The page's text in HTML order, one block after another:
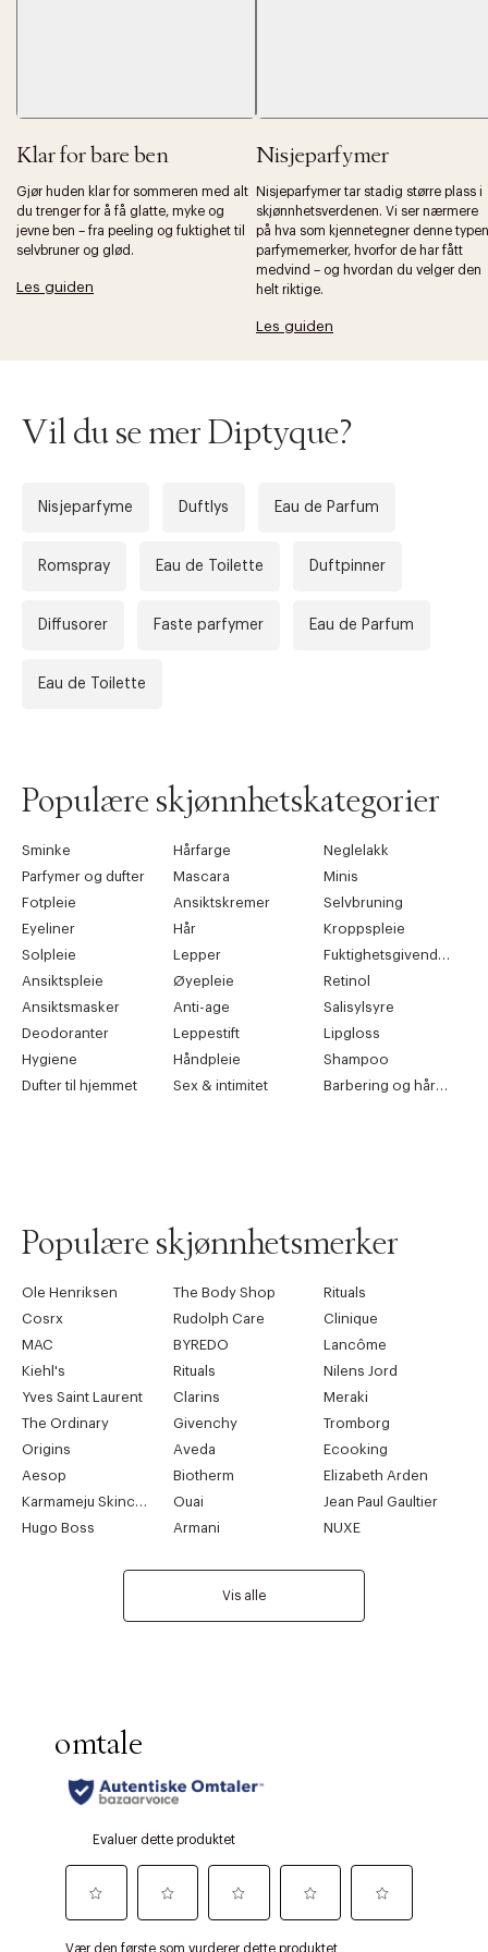
Klar for bare ben
Gjør huden klar for sommeren med alt
du trenger for å få glatte, myke og
jevne ben – fra peeling og fuktighet til
selvbruner og glød.
Les guiden
Nisjeparfymer
Nisjeparfymer tar stadig større plass i
skjønnhetsverdenen. Vi ser nærmere
på hva som kjennetegner denne typen
parfymemerker, hvorfor de har fått
medvind – og hvordan du velger den
helt riktige.
Les guiden
Forrige
Vil du se mer Diptyque?
Nisjeparfyme Duftlys Eau de Parfum
Romspray Eau de Toilette Duftpinner
Diffusorer Faste parfymer Eau de Parfum
Eau de Toilette
Populære skjønnhetskategorier
Sminke Hårfarge
Neglelakk
Parfymer og dufter
Mascara
Minis
Fotpleie
Ansiktskremer
Selvbruning
Eyeliner
Hår
Kroppspleie
Solpleie
Lepper
Ansiktspleie
Øyepleie
Retinol
Ansiktsmasker
Anti-age
Salisylsyre
Deodoranter
Leppestift
Lipgloss
Hygiene
Håndpleie
Shampoo
Dufter til hjemmet
Sex & intimitet
Populære skjønnhetsmerker
Ole Henriksen The Body Shop
Rituals
Cosrx
Rudolph Care
Clinique
MAC
BYREDO
Lancôme
Kiehl's
Rituals
Nilens Jord
Yves Saint Laurent
Clarins
Meraki
The Ordinary
Givenchy
Tromborg
Origins
Aveda
Ecooking
Aesop
Biotherm
Elizabeth Arden
Ouai
Jean Paul Gaultier
Hugo Boss
Armani NUXE
Vis alle